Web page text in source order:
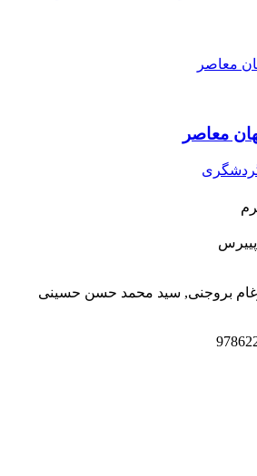
معاصر
گردشگری
بروجنی, سید محمد حسن حسینی